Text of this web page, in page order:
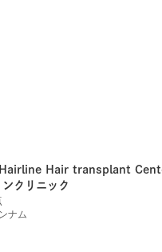
Hair transplant
クリニック
ナム